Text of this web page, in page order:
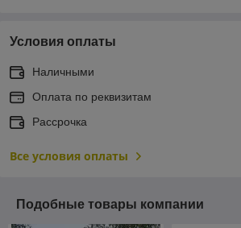
Условия оплаты
Наличными
Оплата по реквизитам
Рассрочка
Все условия оплаты
Подобные товары компании